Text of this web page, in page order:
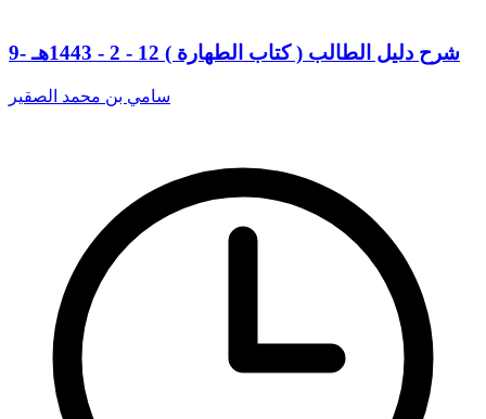
9- شرح دليل الطالب ( كتاب الطهارة ) 12 - 2 - 1443هـ
سامي بن محمد الصقير